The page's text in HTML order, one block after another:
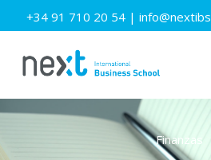
+34 91 710 20 54 |
Finanzas